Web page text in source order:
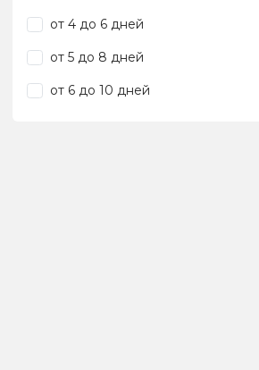
от 4 до 6 дней
от 5 до 8 дней
от 6 до 10 дней